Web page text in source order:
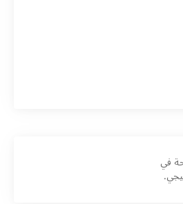
في